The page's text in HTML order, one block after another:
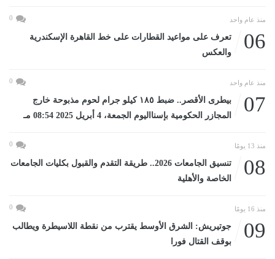
منذ عام واحد 0
06
تعرف على مواعيد القطارات على خط القاهرة الإسكندرية
والعكس
منذ عام واحد 0
07
بيطرى الأقصر.. ضبط ١٨٥ كيلو جرام لحوم مذبوحة خارج
المجازر الحكومية بإسنااليوم الجمعة، 4 أبريل 2025 08:54 مـ
منذ 13 يومًا 0
08
تنسيق الجامعات 2026.. طريقة التقدم والقبول بكليات الجامعات
الخاصة والأهلية
منذ 16 يومًا 0
09
جوتيريش: الشرق الأوسط يقترب من نقطة اللاسيطرة ويطالب
بوقف القتال فورا